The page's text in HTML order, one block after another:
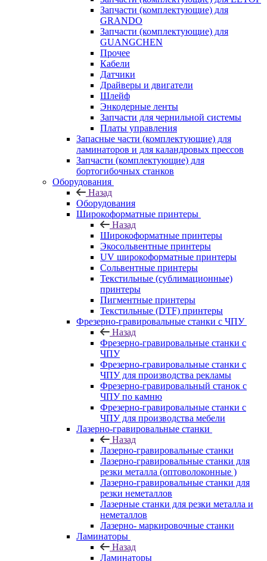
Запчасти (комплектующие) для
GRANDO
Запчасти (комплектующие) для
GUANGCHEN
Прочее
Кабели
Датчики
Драйверы и двигатели
Шлейф
Энкодерные ленты
Запчасти для чернильной системы
Платы управления
Запасные части (комплектующие) для
ламинаторов и для каландровых прессов
Запчасти (комплектующие) для
бортогибочных станков
Оборудования
Назад
Оборудования
Широкоформатные принтеры
Назад
Широкоформатные принтеры
Экосольвентные принтеры
UV широкоформатные принтеры
Сольвентные принтеры
Текстильные (сублимационные)
принтеры
Пигментные принтеры
Текстильные (DTF) принтеры
Фрезерно-гравировальные станки с ЧПУ
Назад
Фрезерно-гравировальные станки с
ЧПУ
Фрезерно-гравировальные станки с
ЧПУ для производства рекламы
Фрезерно-гравировальный станок с
ЧПУ по камню
Фрезерно-гравировальные станки с
ЧПУ для производства мебели
Лазерно-гравировальные станки
Назад
Лазерно-гравировальные станки
Лазерно-гравировальные станки для
резки металла (оптоволоконные )
Лазерно-гравировальные станки для
резки неметаллов
Лазерные станки для резки металла и
неметаллов
Лазерно- маркировочные станки
Ламинаторы
Назад
Ламинаторы